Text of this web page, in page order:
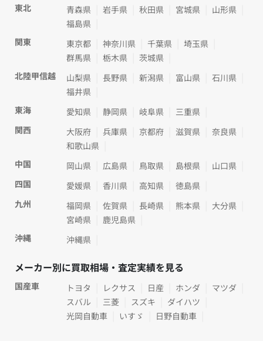
東北
青森県 岩手県 秋田県 宮城県
山形県
福島県
関東
東京都 神奈川県 千葉県
埼玉県
群馬県
栃木県
茨城県
北陸甲信越
山梨県 長野県 新潟県 富山県
石川県
福井県
東海
愛知県 静岡県 岐阜県
三重県
関西
大阪府 兵庫県 京都府 滋賀県
奈良県
和歌山県
中国
岡山県 広島県 鳥取県 島根県
山口県
四国
愛媛県 香川県 高知県
徳島県
九州
福岡県 佐賀県 長崎県 熊本県
大分県
宮崎県
鹿児島県
沖縄
沖縄県
メーカー別に買取相場・査定実績を見る
国産車 トヨタ レクサス 日産 ホンダ
マツダ
スバル
三菱 スズキ
ダイハツ
光岡自動車
いすゞ 日野自動車